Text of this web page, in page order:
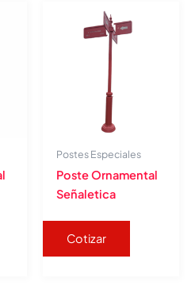
Postes Especiales
Poste Ornamental
Señaletica
Cotizar